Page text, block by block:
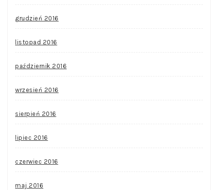
grudzień 2016
listopad 2016
październik 2016
wrzesień 2016
sierpień 2016
lipiec 2016
czerwiec 2016
maj 2016